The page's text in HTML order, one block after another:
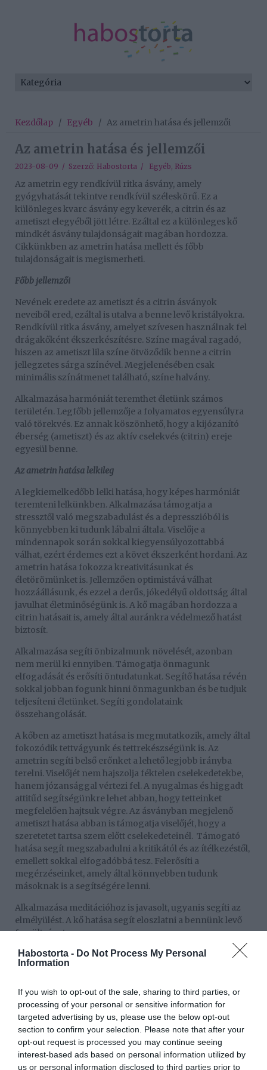
Habostorta - Do Not Process My Personal
Information
If you wish to opt-out of the sale, sharing to third parties, or
processing of your personal or sensitive information for
targeted advertising by us, please use the below opt-out
section to confirm your selection. Please note that after your
opt-out request is processed you may continue seeing
interest-based ads based on personal information utilized by
us or personal information disclosed to third parties prior to
Kezdőlap / Egyéb / Az ametrin hatása és jellemzői
Az ametrin hatása és jellemzői
2023-08-09 / Szerző: Habostorta / Egyéb, Rúzs
Az ametrin egy rendkívül ritka ásvány, amely
gyógyhatását tekintve rendkívül széleskörű. Ez a
különleges kvarc ásvány egy keverék, a citrin és az
ametiszt elegyéből jött létre. Ezáltal ez a különleges kő
mindkét ásvány tulajdonságait magában hordozza.
Cikkünkben az ametrin hatása mellett és főbb
tulajdonságait is megismerheti.
Főbb jellemzői
Nevének eredete az ametiszt és a citrin ásványok
neveiből ered, ezáltal is utalva a benne levő kristályokra.
Rendkívül ritka ásvány, amelyet szívesen használnak fel
drágakőként ékszerkészítésre. Színe magával ragadó,
hiszen az ametiszt lila színe ötvöződik benne a citrin
jellegzetes sárga színével. Megjelenésében csak
minimális színátmenet található, színe halvány.
Alkalmazása harmóniát teremthet életünk számos
területén. Legfőbb jellemzője a folyamatos egyensúlyra
való törekvés. Ez annak köszönhető, hogy a kijózanító
éberség (ametiszt) és az aktív cselekvés (citrin) ereje
egyesül benne.
Az ametrin hatása lelkileg
A legkiemelkedőbb lelki hatása, hogy képes harmóniát
teremteni lelkünkben. Alkalmazása támogatja a
stressztől való megszabadulást és a depresszióból is
könnyebben ki tudunk lábalni általa. Viselője a
mindennapok során sokkal kiegyensúlyozottabbá
válhat, ezért érdemes ezt a követ ékszerként hordani. Az
ametrin hatása fokozza kreativitásunkat és
életörömünket is. Jellemzően optimistává válhat
hozzáállásunk, és ezzel a derűs, jókedélyű oldottság által
javulhat életminőségünk is. A kő magában hordozza a
citrin hatásait is, amely által auránkra védelmező hatást
biztosít.
Alkalmazása segíti önbizalmunk növelését, azonban
nem merül ki ennyiben. Támogatja önmagunk
elfogadását és erősíti öntudatunkat. Segítő hatása révén
sokkal jobban fogunk hinni önmagunkban és be tudjuk
teljesíteni életünket. Segíti gondolataink
összehangolását.
A kőben az ametiszt hatása is megmutatkozik, amely által
fokozódik tettvágyunk és tettrekészségünk is. Az
ametrin segíti belső erőnket a lehető legjobb irányba
terelni. Viselőjét nem hajszolja féktelen cselekedetekbe,
hanem józansággal vértezi fel. A nyugalmas és higgadt
attitűd segítségünkre lehet abban, hogy tetteinket
megfelelően hajtsuk végre. Az ásványban megjelenő
ametiszt hatása abban is támogatja viselőjét, hogy a
szeretetet tartsa szem előtt cselekedeteinél. Támogató
hatása segít megszabadulni a kritikától és az ítélkezéstől,
emellett sokkal elfogadóbbá tesz. Felerősíti a
megérzéseinket, amely által könnyebben tudunk
másoknak is a segítségére lenni.
Alkalmazása meditációhoz is javasolt, ugyanis segíti az
elmélyülést. A kő hatása segít eloszlatni a bennünk levő
feszültséget.
Az ametrin viselésének testi hatásai
hogy segíti a szervezet méregtelenítését, ezért ezt a
jótékony tulajdonságot magában hordozza. Támogatja a
sejtregenerációt, valamint jótékonyan hat a bél
tevékenységeire is. Alkalmazása a gyomrot és az epét
érintő problémák esetén is javasolt. Használata erősítheti
az immunrendszert és a testünket és segíti a testtónus
egyensúlyba hozását.